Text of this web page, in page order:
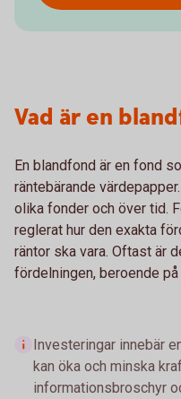
Vad är en
En blandfond är en fond
räntebärande
olika fonder och över tid.
reglerat hur den exakta
räntor ska vara. Oftast är
fördelningen, beroende
Investeringar innebär
kan öka och minska
informationsbroschyr